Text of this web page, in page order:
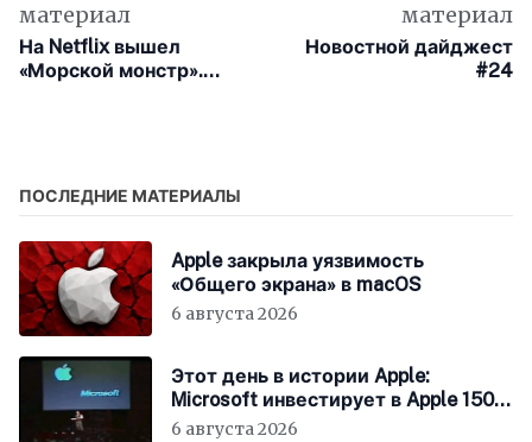
материал
На Netflix вышел
«Морской монстр».
материал
Новостной дайджест
#24
ПОСЛЕДНИЕ МАТЕРИАЛЫ
Apple закрыла уязвимость
«Общего экрана» в macOS
6 августа 2026
Этот день в истории Apple:
Microsoft инвестирует в Apple 150
миллионов долларов
6 августа 2026